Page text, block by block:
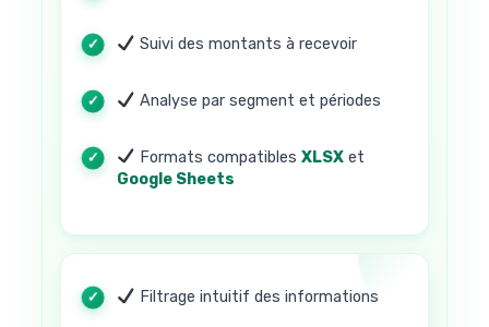
Suivi des montants à recevoir
Analyse par segment et périodes
Formats compatibles XLSXet
Google Sheets
Filtrage intuitif des informations